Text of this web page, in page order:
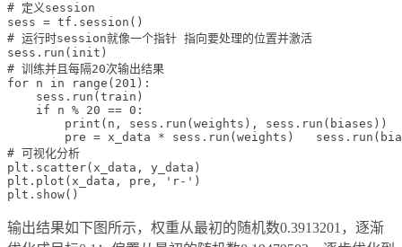
# 定义session
sess = tf.session()
# 运行时session就像一个指针 指向要处理的位置并激活
sess.run(init)
# 训练并且每隔20次输出结果
for n in range(201):
    sess.run(train)
    if n % 20 == 0:
        print(n, sess.run(weights), sess.run(biases))
pre = x_data * sess.run(weights)
# 可视化分析
plt.scatter(x_data, y_data)
plt.plot(x_data, pre, 'r-')
输出结果如下图所示，权重从最初的随机数0.3913201，逐渐